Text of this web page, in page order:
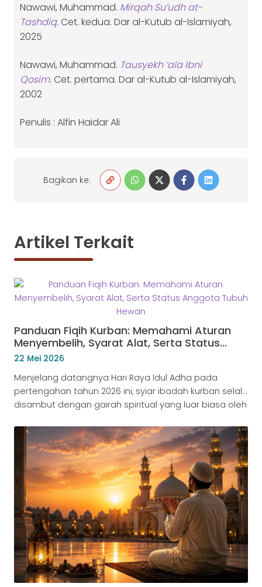
Nawawi, Muhammad. Mirqah Su’udh at-
Tashdiq. Cet. kedua. Dar al-Kutub al-Islamiyah,
2025
Nawawi, Muhammad. Tausyekh ‘ala Ibni
Qosim. Cet. pertama. Dar al-Kutub al-Islamiyah,
2002
Penulis : Alfin Haidar Ali
Bagikan ke:
Artikel Terkait
Panduan Fiqih Kurban: Memahami Aturan
Menyembelih, Syarat Alat, Serta Status
Anggota Tubuh Hewan
22 Mei 2026
Menjelang datangnya Hari Raya Idul Adha pada
pertengahan tahun 2026 ini, syiar ibadah kurban selalu
disambut dengan gairah spiritual yang luar biasa oleh
perhatian tidak hanya tertuju pada persiapan
pengadaan hewan seperti kurban kambing dan
kurban sapi, melainkan juga pada kuatnya kesadaran
untuk memahami fikih pra-kurban. Oleh […]